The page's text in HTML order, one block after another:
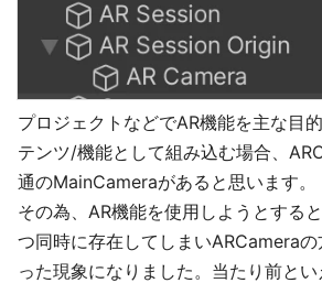
プロジェクトなどでAR機能を主な目
テンツ/機能として組み込む場合、
通のMainCameraがあると思います。
その為、AR機能を使用しようとする
つ同時に存在してしまいARCamera
った現象になりました。当たり前と